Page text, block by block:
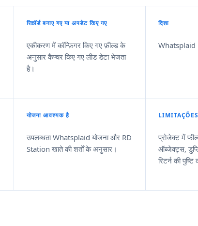
रिकॉर्ड बनाए गए या अपडेट किए गए
एकीकरण में कॉन्फ़िगर किए गए फ़ील्ड के
अनुसार कैप्चर किए गए लीड डेटा भेजता
है।
दिशा
Whatsplaid
योजना आवश्यक है
उपलब्धता Whatsplaid योजना और RD
Station खाते की शर्तों के अनुसार।
LIMITAÇÕES
प्रोजेक्ट में
ऑब्जेक्ट्स,
रिटर्न की पुष्टि